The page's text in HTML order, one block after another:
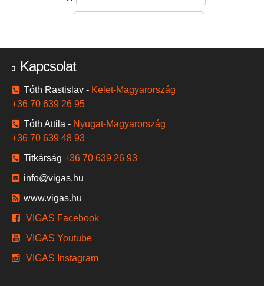
Kapcsolat
Tóth Rastislav - Kelet-Magyarország
+36 70 639 26 95
Tóth Attila - Nyugat-Magyarország
+36 70 639 48 93
Titkárság +36 70 639 26 93
info@vigas.hu
www.vigas.hu
VIGAS Facebook
VIGAS Youtube
VIGAS Instagram